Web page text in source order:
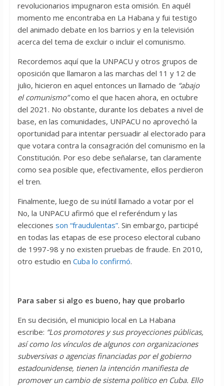
revolucionarios impugnaron esta omisión. En aquél
momento me encontraba en La Habana y fui testigo
del animado debate en los barrios y en la televisión
acerca del tema de excluir o incluir el comunismo.
Recordemos aquí que la UNPACU y otros grupos de
oposición que llamaron a las marchas del 11 y 12 de
julio, hicieron en aquel entonces un llamado de “abajo
el comunismo”como el que hacen ahora, en octubre
del 2021. No obstante, durante los debates a nivel de
base, en las comunidades, UNPACU no aprovechó la
oportunidad para intentar persuadir al electorado para
que votara contra la consagración del comunismo en la
Constitución. Por eso debe señalarse, tan claramente
como sea posible que, efectivamente, ellos perdieron
el tren.
Finalmente, luego de su inútil llamado a votar por el
No, la UNPACU afirmó que el referéndum y las
elecciones son “fraudulentas”. Sin embargo, participé
en todas las etapas de ese proceso electoral cubano
de 1997-98 y no existen pruebas de fraude. En 2010,
otro estudio en Cuba lo confirmó.
Para saber si algo es bueno, hay que probarlo
En su decisión, el municipio local en La Habana
escribe: “Los promotores y sus proyecciones públicas,
así como los vínculos de algunos con organizaciones
subversivas o agencias financiadas por el gobierno
estadounidense, tienen la intención manifiesta de
promover un cambio de sistema político en Cuba. Ello